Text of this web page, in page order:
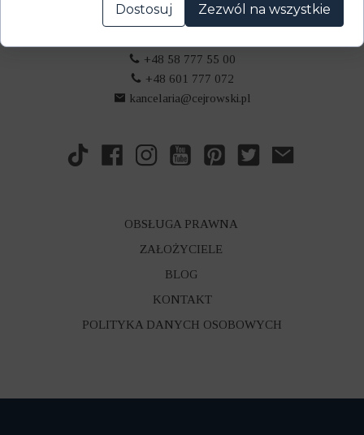
Kancelaria Adwokacka STAROGARD GDAŃSKI
ul. Wodna nr 8
+48 58 777 55 00
+48 601 777 072
kancelaria@cejrowski.pl
POLITYKA DANYCH OSOBOWYCH
KONTAKT
BLOG
ZAŁOŻYCIELE
OBSŁUGA PRAWNA
Dostosuj Zezwól na wszystkie